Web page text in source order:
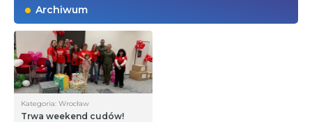
Archiwum
Kategoria: Wrocław
Trwa weekend cudów!